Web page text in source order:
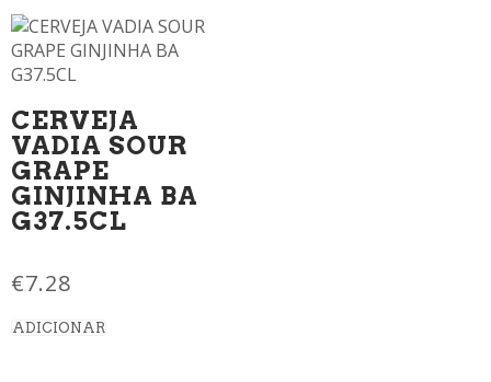
CERVEJA
VADIA SOUR
GRAPE
GINJINHA BA
G37.5CL
€7.28
ADICIONAR